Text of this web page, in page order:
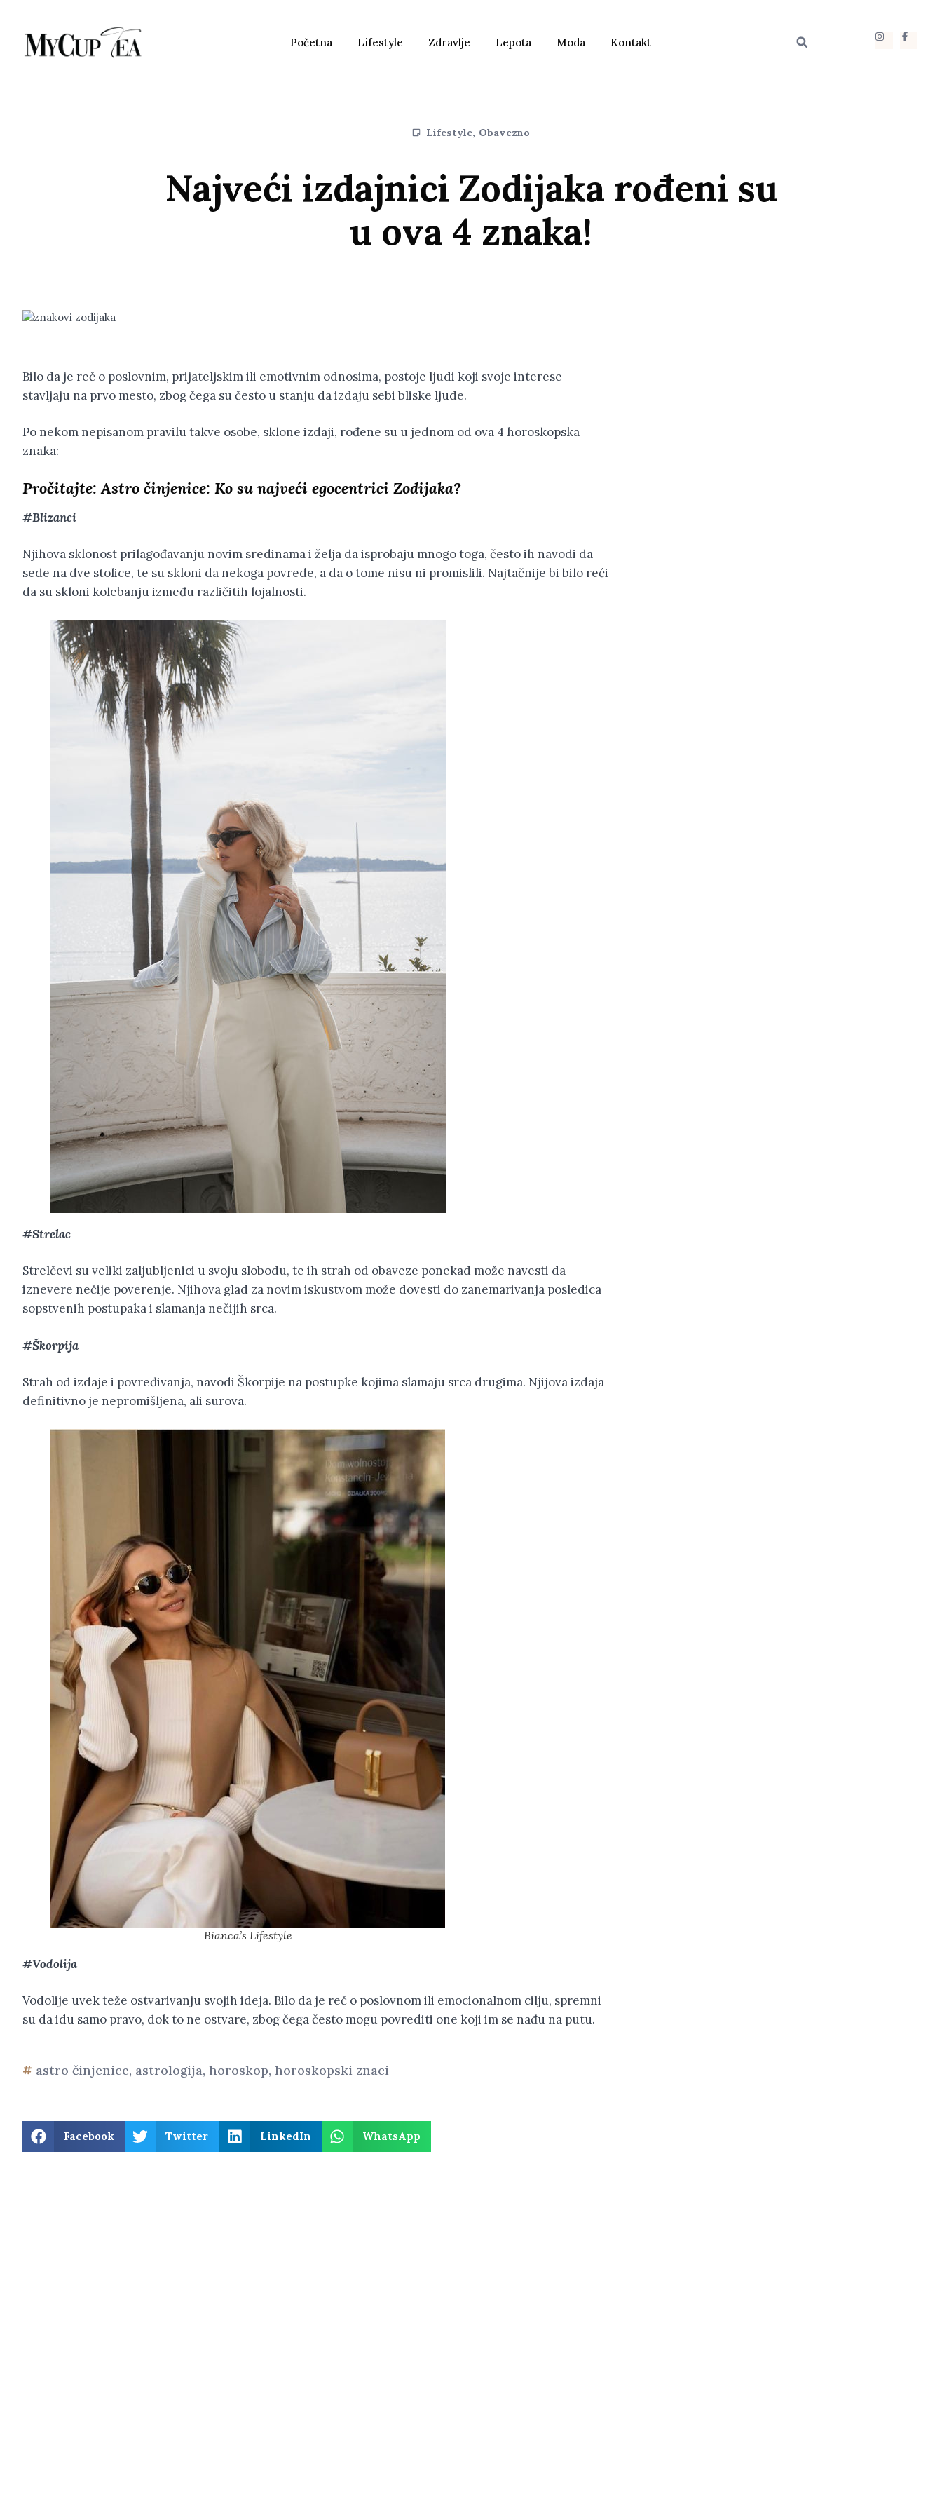
Početna Lifestyle Zdravlje Lepota Moda Kontakt
Lifestyle, Obavezno
Najveći izdajnici Zodijaka rođeni su
u ova 4 znaka!
Bilo da je reč o poslovnim, prijateljskim ili emotivnim odnosima, postoje ljudi koji svoje interese
stavljaju na prvo mesto, zbog čega su često u stanju da izdaju sebi bliske ljude.
Po nekom nepisanom pravilu takve osobe, sklone izdaji, rođene su u jednom od ova 4 horoskopska
znaka:
Pročitajte:Astro činjenice: Ko su najveći egocentrici Zodijaka?
#Blizanci
Njihova sklonost prilagođavanju novim sredinama i želja da isprobaju mnogo toga, često ih navodi da
sede na dve stolice, te su skloni da nekoga povrede, a da o tome nisu ni promislili. Najtačnije bi bilo reći
da su skloni kolebanju između različitih lojalnosti.
#Strelac
Strelčevi su veliki zaljubljenici u svoju slobodu, te ih strah od obaveze ponekad može navesti da
iznevere nečije poverenje. Njihova glad za novim iskustvom može dovesti do zanemarivanja posledica
sopstvenih postupaka i slamanja nečijih srca.
#Škorpija
Strah od izdaje i povređivanja, navodi Škorpije na postupke kojima slamaju srca drugima. Njijova izdaja
definitivno je nepromišljena, ali surova.
Bianca’s Lifestyle
#Vodolija
Vodolije uvek teže ostvarivanju svojih ideja. Bilo da je reč o poslovnom ili emocionalnom cilju, spremni
su da idu samo pravo, dok to ne ostvare, zbog čega često mogu povrediti one koji im se nađu na putu.
astro činjenice, astrologija, horoskop, horoskopski znaci
Facebook Twitter LinkedIn WhatsApp